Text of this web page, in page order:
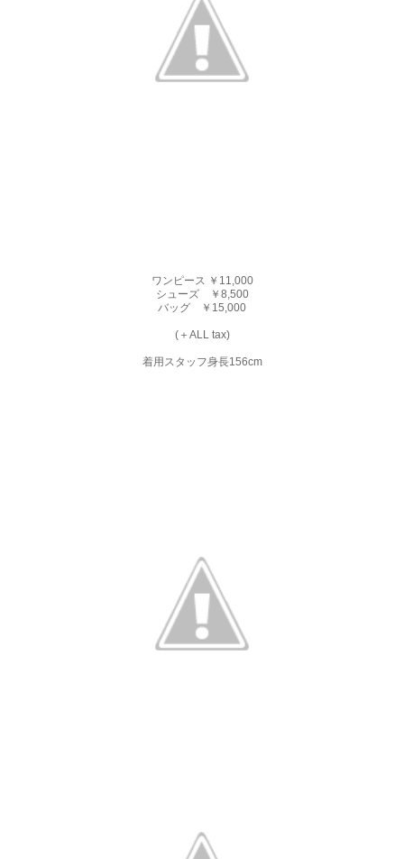
ワンピース ￥11,000
シューズ ￥8,500
バッグ ￥15,000
(＋ALL tax)
着用スタッフ身長156cm